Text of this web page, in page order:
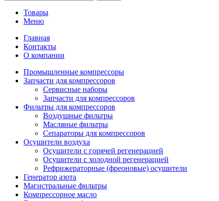
Товары
Меню
Главная
Контакты
О компании
Промышленные компрессоры
Запчасти для компрессоров
Сервисные наборы
Запчасти для компрессоров
Фильтры для компрессоров
Воздушные фильтры
Масляные фильтры
Сепараторы для компрессоров
Осушители воздуха
Осушители с горячей регенерацией
Осушители с холодной регенерацией
Рефрижераторные (фреоновые) осушители
Генератор азота
Магистральные фильтры
Компрессорное масло